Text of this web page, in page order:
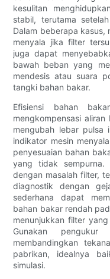
kesulitan
stabil, terutama
Dalam beberapa
menyala jika filter
juga dapat
bawah beban yang
mendesis atau suara
tangki bahan bakar.
Efisiensi bahan
mengkompensasi
mengubah lebar pulsa
indikator mesin
penyesuaian bahan
yang tidak
dengan masalah filter,
diagnostik dengan
sederhana dapat
bahan bakar rendah
menunjukkan filter
Gunakan
membandingkan
pabrikan, idealnya
simulasi.